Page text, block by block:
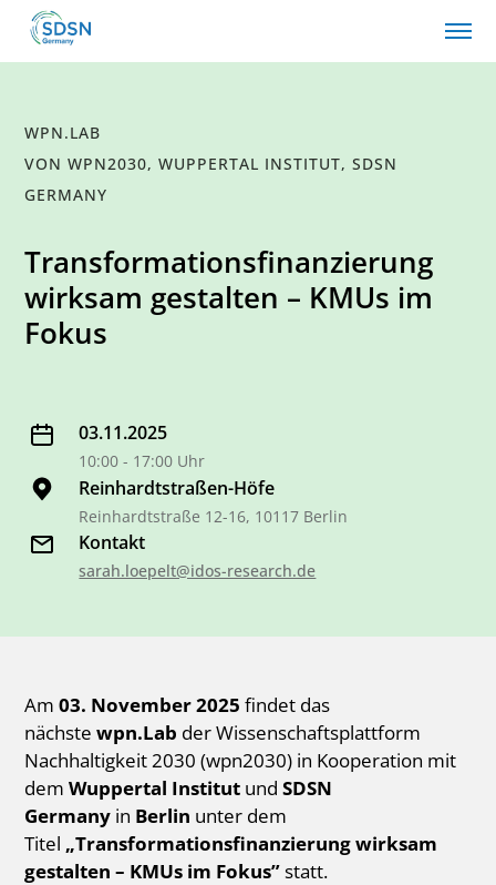
WPN.LAB
VON WPN2030, WUPPERTAL INSTITUT, SDSN
GERMANY
Transformationsfinanzierung
wirksam gestalten – KMUs im
Fokus
03.11.2025
10:00 - 17:00 Uhr
Reinhardtstraßen-Höfe
Reinhardtstraße 12-16, 10117 Berlin
Kontakt
sarah.loepelt@idos-research.de
Am03. November 2025 findet das
nächstewpn.Lab der Wissenschaftsplattform
Nachhaltigkeit 2030 (wpn2030) in Kooperation mit
demWuppertal Institut undSDSN
Germany in Berlin unter dem
Titel „Transformationsfinanzierung wirksam
gestalten – KMUs im Fokus”statt.